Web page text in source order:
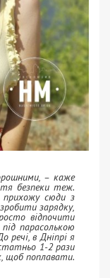
– каже
безпеки теж.
сюди з
зарядку,
відпочити
парасолькою
речі, в Дніпрі я
1-2 рази
щоб поплавати.